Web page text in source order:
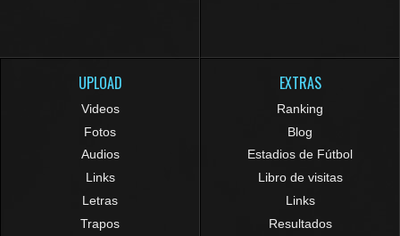
UPLOAD
Videos
Fotos
Audios
Links
Letras
Trapos
EXTRAS
Ranking
Blog
Estadios de Fútbol
Libro de visitas
Links
Resultados